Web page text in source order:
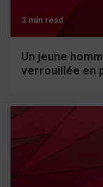
3 min read
Un jeune
verrouillée en